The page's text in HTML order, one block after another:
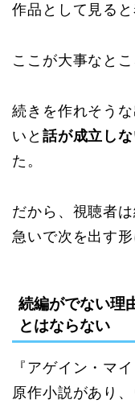
作品として見ると
ここが大事なとこ
続きを作れそう
いと 話が成立し
た。
だから、視聴者
急いで次を出す
続編がでない理
とはならない
『アゲイン・マ
原作小説があり